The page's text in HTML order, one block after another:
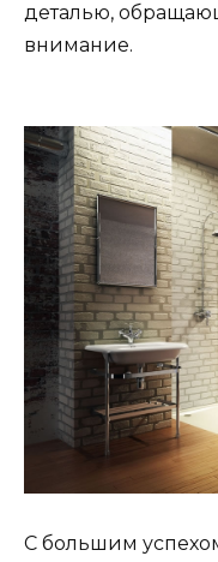
деталью,
внимание.
С большим